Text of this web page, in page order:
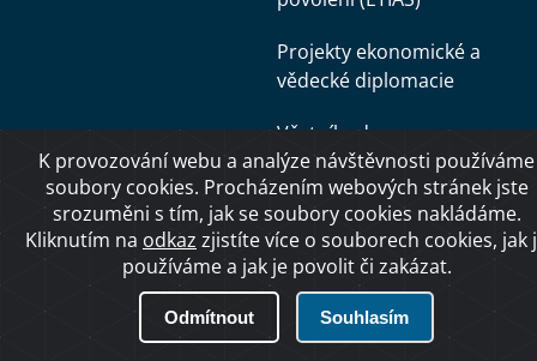
Projekty ekonomické a
vědecké diplomacie
Věstníky dopravy
Zákony v drážní dopravě
Doklady, řidičské
průkazy, bodové
hodnocení
Výzkum, vývoj, inovace
K provozování webu a analýze návštěvnosti používáme
soubory cookies. Procházením webových stránek jste
srozuměni s tím, jak se soubory cookies nakládáme.
Kliknutím na odkaz zjistíte více o souborech cookies, jak
používáme a jak je povolit či zakázat.
Odmítnout Souhlasím